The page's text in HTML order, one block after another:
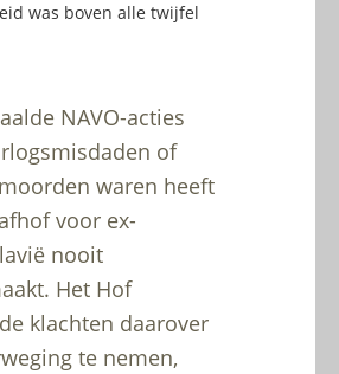
was boven alle twijfel
NAVO-acties
of
waren heeft
voor ex-
nooit
Het Hof
klachten daarover
te nemen,